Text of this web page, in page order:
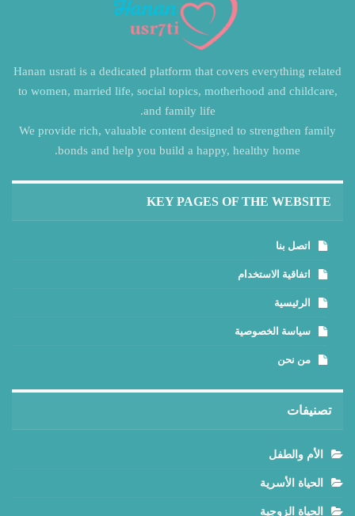
Hanan usrati is a dedicated platform that covers everything related
to women, married life, social topics, motherhood and childcare,
and family life.
We provide rich, valuable content designed to strengthen family
bonds and help you build a happy, healthy home.
KEY PAGES OF THE WEBSITE
اتصل بنا
اتفاقية الاستخدام
الرئيسية
سياسة الخصوصية
من نحن
تصنيفات
الأم والطفل
الحياة الأسرية
الحياة الزوجية